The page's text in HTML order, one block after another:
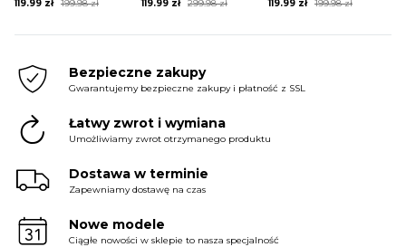
199.98zł
119.99 zł 299.98zł
119.99 zł 199.98zł
119.99 zł
Bezpieczne zakupy
Gwarantujemy bezpieczne zakupy i płatność z SSL
Łatwy zwrot i wymiana
Umożliwiamy zwrot otrzymanego produktu
Dostawa w terminie
Zapewniamy dostawę na czas
Nowe modele
Ciągłe nowości w sklepie to nasza specjalność